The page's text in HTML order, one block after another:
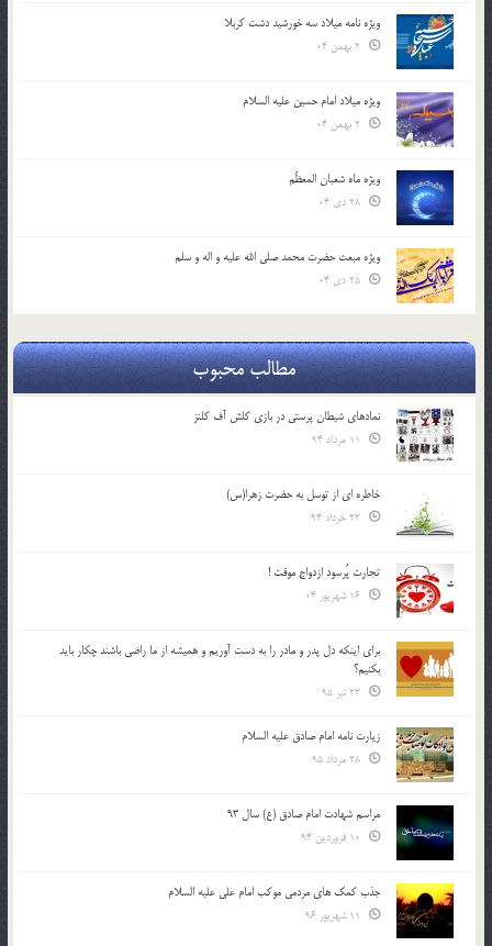
ویژه نامه میلاد سه خورشید دشت کربلا
ویژه میلاد امام حسین علیه السلام
ویژه ماه شعبان المعظّم
ویژه مبعث حضرت محمد صلی الله علیه و اله و سلم
مطالب محبوب
نمادهای شیطان پرستی در بازی کلش آف کلنز
خاطره ای از توسل به حضرت زهرا(س)
تجارت پُرسود ازدواج موقت !
براي اينكه دل پدر و مادر را به دست آوريم و هميشه از ما راضي باشند چكار بايد
بكنيم؟
زیارت نامه امام صادق علیه السلام
مراسم شهادت امام صادق (ع) سال 93
جذب کمک های مردمی موکب امام علی علیه السلام